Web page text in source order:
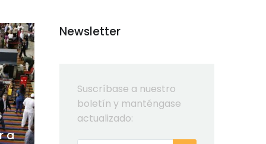
a
Newsletter
Suscríbase a nuestro
boletín y manténgase
actualizado: